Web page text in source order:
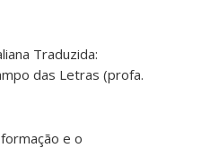
Traduzida:
das Letras (profa.
e o